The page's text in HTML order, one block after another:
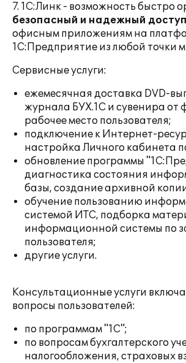
7. 1С:Линк - возможность быстро
безопасный и надежный доступ
офисным приложениям на
1С:Предприятие из любой точки
Сервисные услуги:
ежемесячная доставка DVD-
журнала БУХ.1С и сувенира от
рабочее место пользователя;
подключение к Интернет-
настройка Личного кабинета
обновление программы
диагностика состояния
базы, создание архивной
обучение пользованию
системой ИТС, подборка
информационной системы по
пользователя;
другие услуги.
Консультационные услуги
вопросы пользователей:
по программам "1С";
по вопросам бухгалтерского
налогообложения, страховых